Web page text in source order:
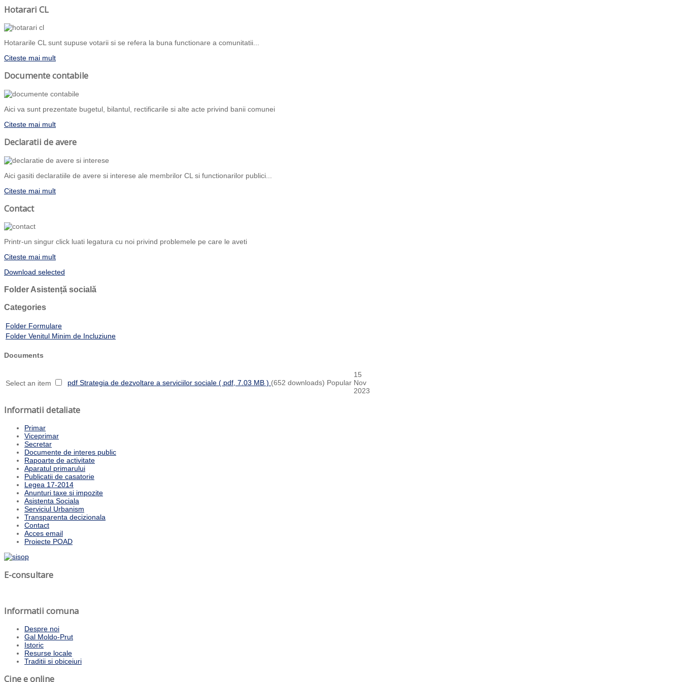
Hotarari CL
Hotararile CL sunt supuse votarii si se refera la buna functionare a comunitatii...
Citeste mai mult
Documente contabile
Aici va sunt prezentate bugetul, bilantul, rectificarile si alte acte privind banii comunei
Citeste mai mult
Declaratii de avere
Aici gasiti declaratiile de avere si interese ale membrilor CL si functionarilor publici...
Citeste mai mult
Contact
Printr-un singur click luati legatura cu noi privind problemele pe care le aveti
Citeste mai mult
Download selected
Folder Asistență socială
Categories
Folder Formulare
Folder Venitul Minim de Incluziune
Documents
Select an item pdf Strategia de dezvoltare a serviciilor sociale ( pdf, 7.03 MB ) (652 downloads) Popular
15
Nov
2023
Informatii detaliate
Primar
Viceprimar
Secretar
Documente de interes public
Rapoarte de activitate
Aparatul primarului
Publicatii de casatorie
Legea 17-2014
Anunturi taxe si impozite
Asistenta Sociala
Serviciul Urbanism
Transparenta decizionala
Contact
Acces email
Proiecte POAD
E-consultare
Informatii comuna
Despre noi
Gal Moldo-Prut
Istoric
Resurse locale
Traditii si obiceiuri
Cine e online